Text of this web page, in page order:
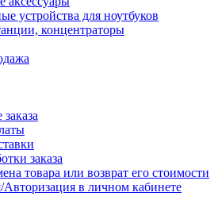
устройства для ноутбуков
концентраторы
заказа
товара или возврат его стоимости
Авторизация в личном кабинете